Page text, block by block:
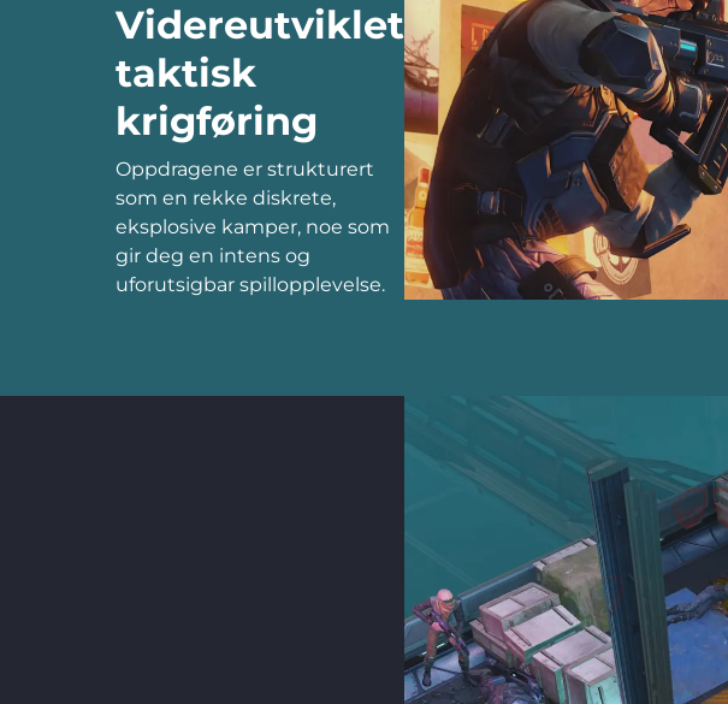
Videreutviklet
taktisk
krigføring
Oppdragene er strukturert
som en rekke diskrete,
eksplosive kamper, noe som
gir deg en intens og
uforutsigbar spillopplevelse.